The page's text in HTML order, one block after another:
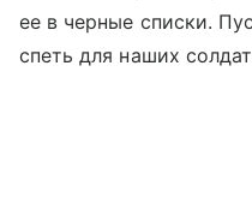
ее в черные списки.
спеть для наших